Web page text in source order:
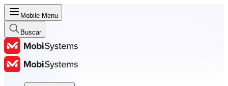
Mobile Menu
Buscar